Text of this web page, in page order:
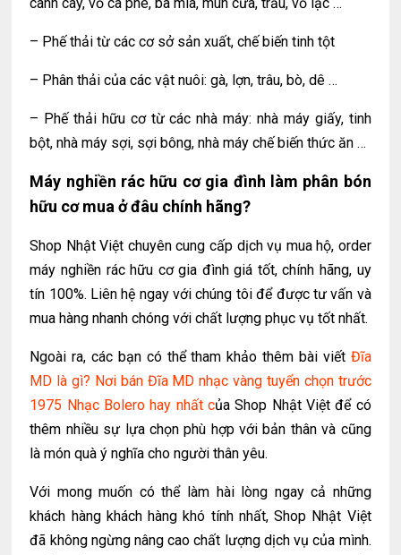
cành cây, vỏ cà phê, bã mía, mùn cưa, trấu, vỏ lạc …
– Phế thải từ các cơ sở sản xuất, chế biến tinh tột
– Phân thải của các vật nuôi: gà, lợn, trâu, bò, dê …
– Phế thải hữu cơ từ các nhà máy: nhà máy giấy, tinh
bột, nhà máy sợi, sợi bông, nhà máy chế biến thức ăn …
Máy nghiền rác hữu cơ gia đình làm phân bón
hữu cơ mua ở đâu chính hãng?
Shop Nhật Việt chuyên cung cấp dịch vụ mua hộ, order
máy nghiền rác hữu cơ gia đình giá tốt, chính hãng, uy
tín 100%. Liên hệ ngay với chúng tôi để được tư vấn và
mua hàng nhanh chóng với chất lượng phục vụ tốt nhất.
Ngoài ra, các bạn có thể tham khảo thêm bài viếtĐĩa
MD là gì? Nơi bán Đĩa MD nhạc vàng tuyển chọn trước
1975 Nhạc Bolero hay nhất của Shop Nhật Việt để có
thêm nhiều sự lựa chọn phù hợp với bản thân và cũng
là món quà ý nghĩa cho người thân yêu.
Với mong muốn có thể làm hài lòng ngay cả những
khách hàng khách hàng khó tính nhất, Shop Nhật Việt
đã không ngừng nâng cao chất lượng dịch vụ của mình.